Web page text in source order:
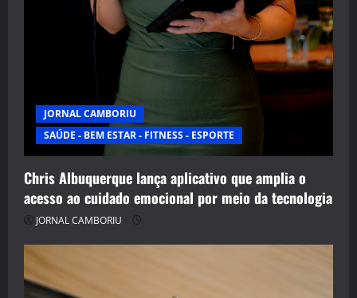
JORNAL CAMBORIU
SAÚDE - BEM ESTAR - FITNESS - ESPORTE
Chris Albuquerque lança aplicativo que amplia o
acesso ao cuidado emocional por meio da tecnologia
JORNAL CAMBORIU